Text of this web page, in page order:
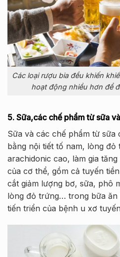
Các loại rượu bia đều khiến
hoạt động nhiều hơn để
5. Sữa,các chế phẩm từ sữa
Sữa và các chế phẩm từ sữa
bằng nội tiết tố nam, lòng
arachidonic cao, làm gia
của cơ thể, gồm cả tuyến
cắt giảm lượng bơ, sữa, phô
lòng đỏ trứng… trong bữa ăn
tiến triển của bệnh u xơ